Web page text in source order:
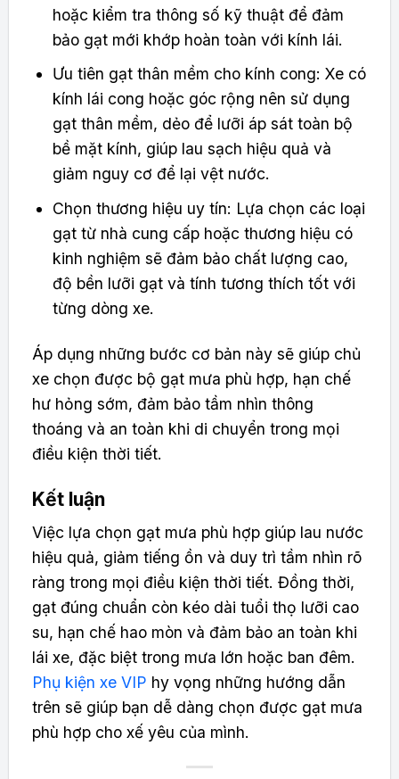
hoặc kiểm tra thông số kỹ thuật để đảm
bảo gạt mới khớp hoàn toàn với kính lái.
Ưu tiên gạt thân mềm cho kính cong: Xe có
kính lái cong hoặc góc rộng nên sử dụng
gạt thân mềm, dẻo để lưỡi áp sát toàn bộ
bề mặt kính, giúp lau sạch hiệu quả và
giảm nguy cơ để lại vệt nước.
Chọn thương hiệu uy tín: Lựa chọn các loại
gạt từ nhà cung cấp hoặc thương hiệu có
kinh nghiệm sẽ đảm bảo chất lượng cao,
độ bền lưỡi gạt và tính tương thích tốt với
từng dòng xe.
Áp dụng những bước cơ bản này sẽ giúp chủ
xe chọn được bộ gạt mưa phù hợp, hạn chế
hư hỏng sớm, đảm bảo tầm nhìn thông
thoáng và an toàn khi di chuyển trong mọi
điều kiện thời tiết.
Kết luận
Việc lựa chọn gạt mưa phù hợp giúp lau nước
hiệu quả, giảm tiếng ồn và duy trì tầm nhìn rõ
ràng trong mọi điều kiện thời tiết. Đồng thời,
gạt đúng chuẩn còn kéo dài tuổi thọ lưỡi cao
su, hạn chế hao mòn và đảm bảo an toàn khi
lái xe, đặc biệt trong mưa lớn hoặc ban đêm.
Phụ kiện xe VIP hy vọng những hướng dẫn
trên sẽ giúp bạn dễ dàng chọn được gạt mưa
phù hợp cho xế yêu của mình.